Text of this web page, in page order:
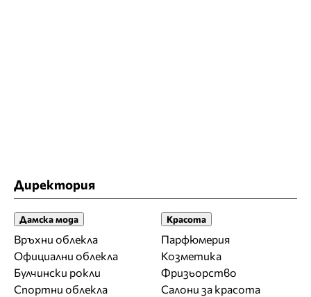
Директория
Дамска мода
Връхни облекла
Официални облекла
Булчински рокли
Спортни облекла
Красота
Парфюмерия
Козметика
Фризьорство
Салони за красота